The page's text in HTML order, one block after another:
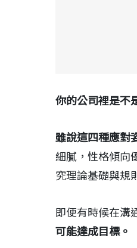
你的公司裡是不
雖說這四種應對
細膩，性格傾向
究理論基礎與規
即便有時候在溝
可能達成目標。